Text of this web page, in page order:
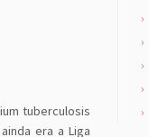
tuberculosis
era a Liga